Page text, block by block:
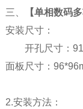
三、
【单相数码
安装尺寸：
开孔尺寸：
面板尺寸：
2.安装方法：